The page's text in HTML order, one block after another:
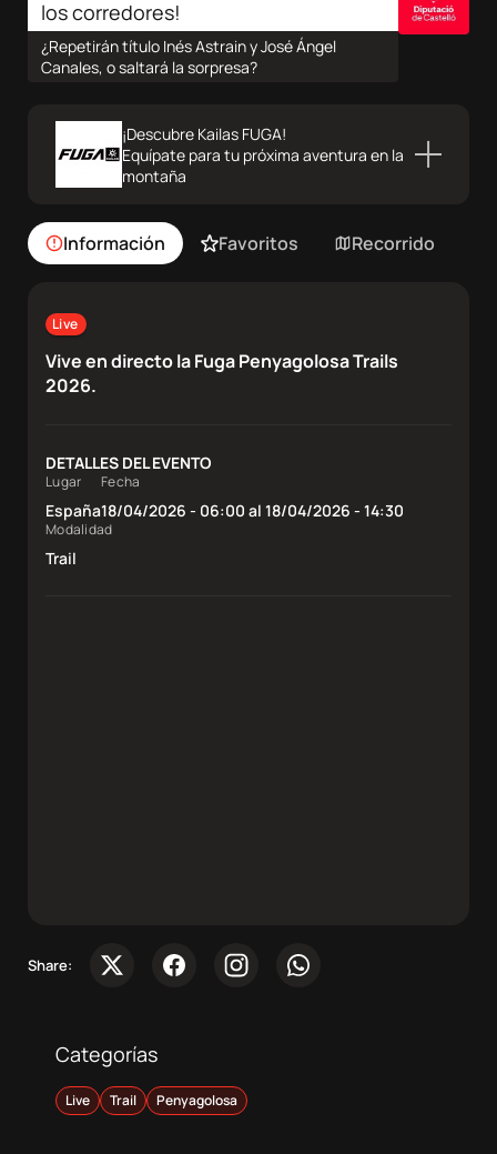
los corredores!
¿Repetirán título Inés Astrain y José Ángel
Canales, o saltará la sorpresa?
¡Descubre Kailas FUGA!
Equípate para tu próxima aventura en la
montaña
Información Favoritos Recorrido
Live
Vive en directo la Fuga Penyagolosa Trails
2026.
DETALLES DEL EVENTO
Lugar
España
Fecha
18/04/2026 - 06:00 al 18/04/2026 - 14:30
Modalidad
Trail
Share:
Categorías
Live Trail Penyagolosa
nosotros
DocuSeries